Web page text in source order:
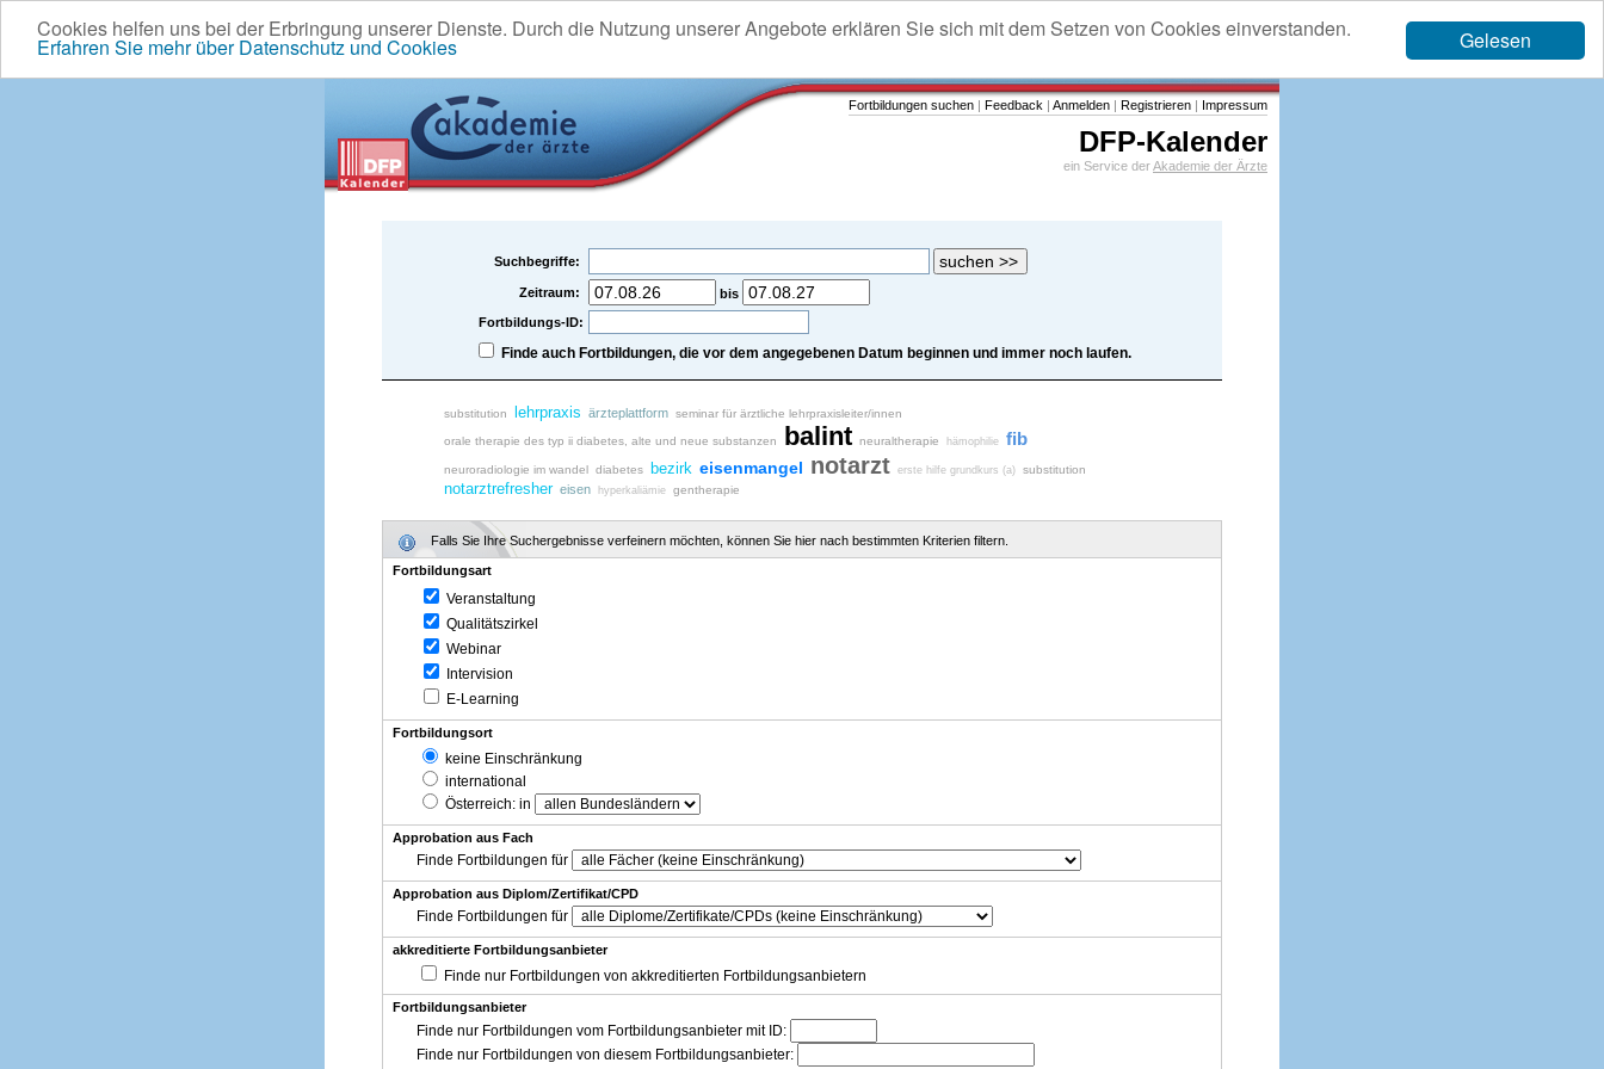
Gelesen
Cookies helfen uns bei der Erbringung unserer Dienste. Durch die Nutzung unserer Angebote erklären Sie sich mit dem Setzen von Cookies einverstanden.
Erfahren Sie mehr über Datenschutz und Cookies
Fortbildungen suchen | Feedback | Anmelden | Registrieren | Impressum
DFP-Kalender
ein Service derAkademie der Ärzte
Suchbegriffe:
Zeitraum:
bis
Fortbildungs-ID:
Finde auch Fortbildungen, die vor dem angegebenen Datum beginnen und immer noch laufen.
substitution lehrpraxis ärzteplattform seminar für ärztliche lehrpraxisleiter/innen
orale therapie des typ ii diabetes, alte und neue substanzen balint neuraltherapie hämophilie fib
neuroradiologie im wandel diabetes bezirk eisenmangel notarzt erste hilfe grundkurs (a) substitution
notarztrefresher eisen hyperkaliämie gentherapie
Falls Sie Ihre Suchergebnisse verfeinern möchten, können Sie hier nach bestimmten Kriterien filtern.
Fortbildungsart
Veranstaltung
Qualitätszirkel
Webinar
Intervision
E-Learning
Fortbildungsort
keine Einschränkung
international
Österreich: in
Approbation aus Fach
Finde Fortbildungen für
Approbation aus Diplom/Zertifikat/CPD
Finde Fortbildungen für
akkreditierte Fortbildungsanbieter
Finde nur Fortbildungen von akkreditierten Fortbildungsanbietern
Fortbildungsanbieter
Finde nur Fortbildungen vom Fortbildungsanbieter mit ID:
Finde nur Fortbildungen von diesem Fortbildungsanbieter: